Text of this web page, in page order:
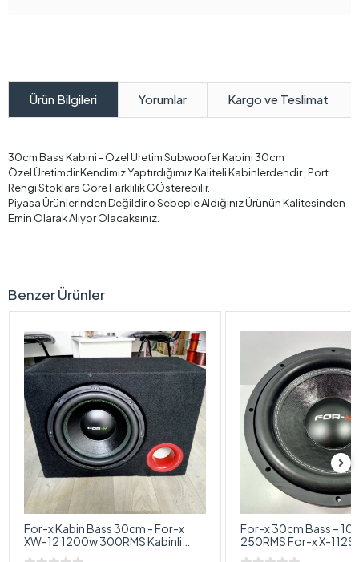
Ürün Bilgileri Yorumlar Kargo ve Teslimat
30cm Bass Kabini - Özel Üretim Subwoofer Kabini 30cm
Özel Üretimdir Kendimiz Yaptırdığımız Kaliteli Kabinlerdendir , Port
Rengi Stoklara Göre Farklılık GÖsterebilir.
Piyasa Ürünlerinden Değildir o Sebeple Aldığınız Ürünün Kalitesinden
Emin Olarak Alıyor Olacaksınız.
Benzer Ürünler
For-x Kabin Bass 30cm - For-x
XW-12 1200w 300RMS Kabinli
Subwoofer
For-x 30cm Bass –
250RMS For-x X-
30cm